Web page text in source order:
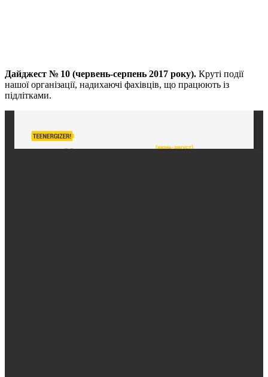
Дайджест № 10 (червень-серпень 2017 року). Круті події
нашої організації, надихаючі фахівців, що працюють із
підлітками.